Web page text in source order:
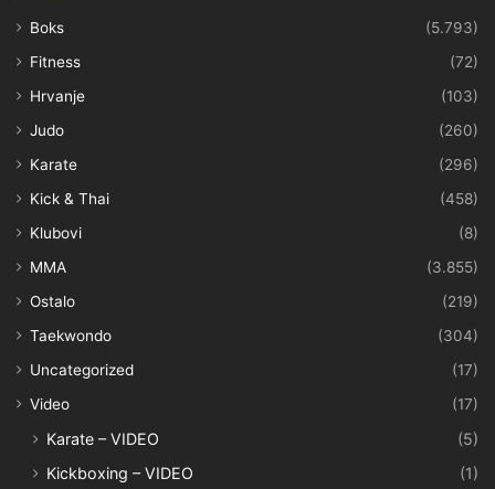
Boks
(5.793)
Fitness
(72)
Hrvanje
(103)
Judo
(260)
Karate
(296)
Kick & Thai
(458)
Klubovi
(8)
MMA
(3.855)
Ostalo
(219)
Taekwondo
(304)
Uncategorized
(17)
Video
(17)
Karate – VIDEO
(5)
Kickboxing – VIDEO
(1)